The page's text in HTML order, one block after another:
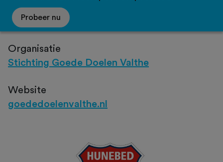
Probeer nu
Organisatie
Stichting Goede Doelen Valthe
Website
goededoelenvalthe.nl